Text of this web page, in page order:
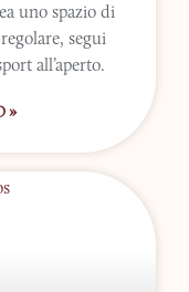
uno spazio di
segui
all’aperto.
»